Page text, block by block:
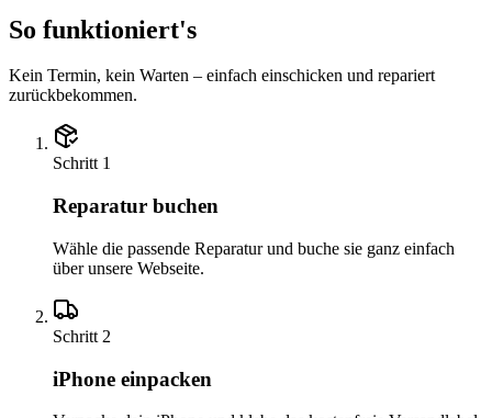
So funktioniert's
Kein Termin, kein Warten – einfach einschicken und repariert
zurückbekommen.
Schritt 1
Reparatur buchen
Wähle die passende Reparatur und buche sie ganz einfach
über unsere Webseite.
Schritt 2
iPhone einpacken